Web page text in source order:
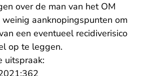
over de man van het OM
aanknopingspunten om
een eventueel recidiverisico
op te leggen.
uitspraak: